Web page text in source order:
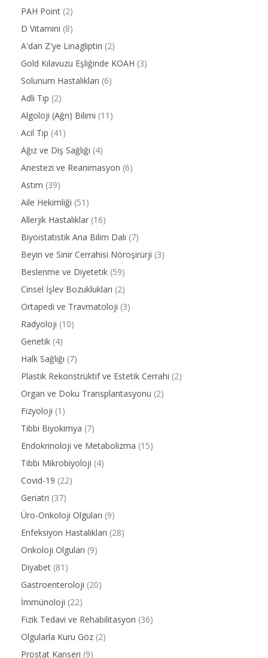
PAH Point (2)
D Vitamini (8)
A'dan Z'ye Linagliptin (2)
Gold Kılavuzu Eşliğinde KOAH (3)
Solunum Hastalıkları (6)
Adli Tıp (2)
Algoloji (Ağrı) Bilimi (11)
Acil Tıp (41)
Ağız ve Diş Sağlığı (4)
Anestezi ve Reanimasyon (6)
Astım (39)
Aile Hekimliği (51)
Allerjik Hastalıklar (16)
Biyoistatistik Ana Bilim Dalı (7)
Beyin ve Sinir Cerrahisi Nöroşirürji (3)
Beslenme ve Diyetetik (59)
Cinsel İşlev Bozuklukları (2)
Ortapedi ve Travmatoloji (3)
Radyoloji (10)
Genetik (4)
Halk Sağlığı (7)
Plastik Rekonstrüktif ve Estetik Cerrahi (2)
Organ ve Doku Transplantasyonu (2)
Fizyoloji (1)
Tıbbi Biyokimya (7)
Endokrinoloji ve Metabolizma (15)
Tıbbi Mikrobiyoloji (4)
Covid-19 (22)
Geriatri (37)
Üro-Onkoloji Olguları (9)
Enfeksiyon Hastalıkları (28)
Onkoloji Olguları (9)
Diyabet (81)
Gastroenteroloji (20)
İmmünoloji (22)
Fizik Tedavi ve Rehabilitasyon (36)
Olgularla Kuru Göz (2)
Prostat Kanseri (9)